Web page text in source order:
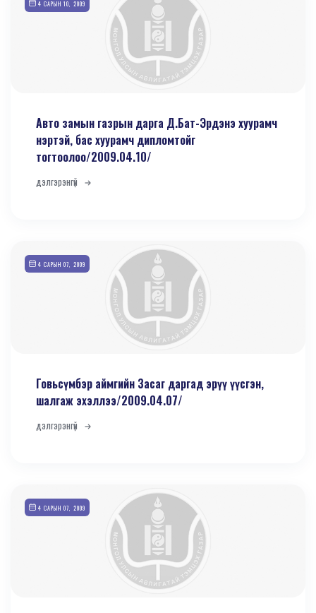
4 САРЫН 10, 2009
Авто замын газрын дарга Д.Бат-Эрдэнэ хуурамч
нэртэй, бас хуурамч дипломтойг
тогтоолоо/2009.04.10/
дэлгэрэнгүй
4 САРЫН 07, 2009
Говьсүмбэр аймгийн Засаг даргад эрүү үүсгэн,
шалгаж эхэллээ/2009.04.07/
дэлгэрэнгүй
4 САРЫН 07, 2009